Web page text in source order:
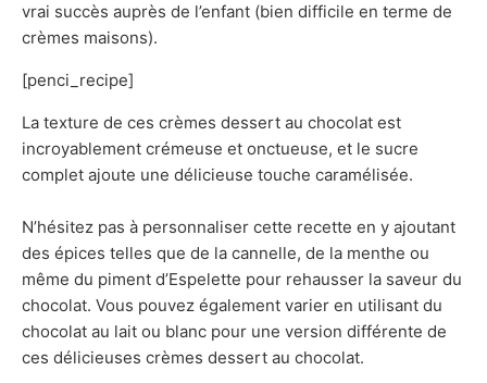
vrai succès auprès de l’enfant (bien difficile en terme de
crèmes maisons).
[penci_recipe]
La texture de ces crèmes dessert au chocolat est
incroyablement crémeuse et onctueuse, et le sucre
complet ajoute une délicieuse touche caramélisée.
N’hésitez pas à personnaliser cette recette en y ajoutant
des épices telles que de la cannelle, de la menthe ou
même du piment d’Espelette pour rehausser la saveur du
chocolat. Vous pouvez également varier en utilisant du
chocolat au lait ou blanc pour une version différente de
ces délicieuses crèmes dessert au chocolat.